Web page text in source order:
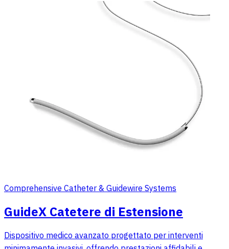
Comprehensive Catheter & Guidewire Systems
GuideX Catetere di Estensione
Dispositivo medico avanzato progettato per interventi